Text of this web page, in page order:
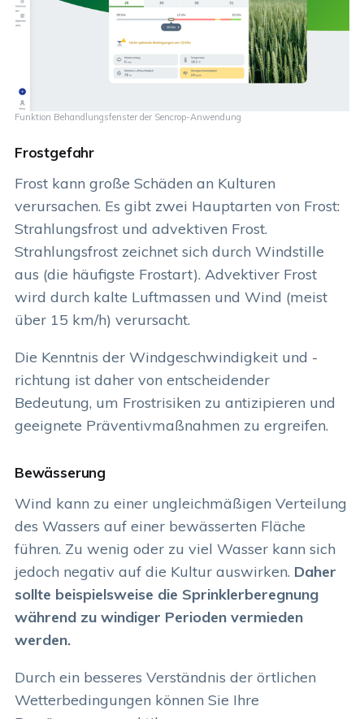
Funktion Behandlungsfenster der Sencrop-Anwendung
Frostgefahr
Frost kann große Schäden an Kulturen
verursachen. Es gibt zwei Hauptarten von Frost:
Strahlungsfrost und advektiven Frost.
Strahlungsfrost zeichnet sich durch Windstille
aus (die häufigste Frostart). Advektiver Frost
wird durch kalte Luftmassen und Wind (meist
über 15 km/h) verursacht.
Die Kenntnis der Windgeschwindigkeit und -
richtung ist daher von entscheidender
Bedeutung, um Frostrisiken zu antizipieren und
geeignete Präventivmaßnahmen zu ergreifen.
Bewässerung
Wind kann zu einer ungleichmäßigen Verteilung
des Wassers auf einer bewässerten Fläche
führen. Zu wenig oder zu viel Wasser kann sich
jedoch negativ auf die Kultur auswirken. Daher
sollte beispielsweise die Sprinklerberegnung
während zu windiger Perioden vermieden
werden.
Durch ein besseres Verständnis der örtlichen
Wetterbedingungen können Sie Ihre